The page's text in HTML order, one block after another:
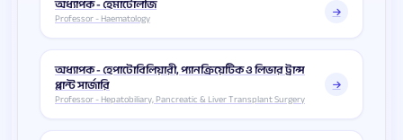
অধ্যাপক - হেমাটোলজি
Professor - Haematology
অধ্যাপক - হেপাটোবিলিয়ারী, প্যানক্রিয়েটিক ও লিভার ট্রান্স
প্লান্ট সার্জারি
Professor - Hepatobiliary, Pancreatic & Liver Transplant Surgery